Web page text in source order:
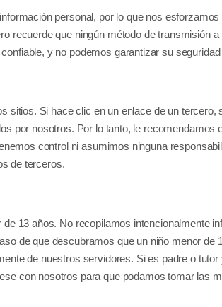
personal, por lo que nos
recuerde que ningún método de transmisión
y no podemos garantizar su seguridad
sitios. Si hace clic en un enlace de un tercero,
por nosotros. Por lo tanto, le recomendamos
control ni asumimos ninguna
de terceros.
13 años. No recopilamos intencionalmente
de que descubramos que un niño menor de
de nuestros servidores. Si es padre o
con nosotros para que podamos tomar las